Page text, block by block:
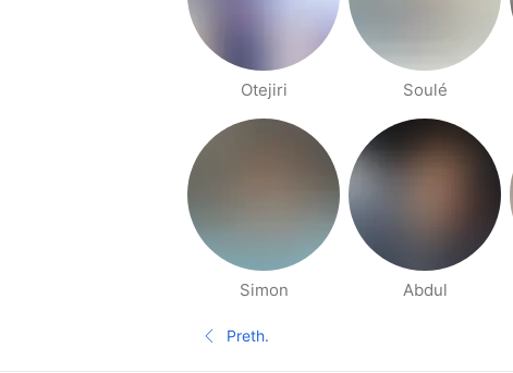
Otejiri Soulé
Simon Abdul
Prethodna stranica
Preth.